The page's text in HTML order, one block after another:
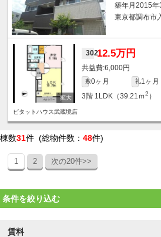
築年月2015年
東京都調布市
30212.5万円
6,000円
敷0ヶ月 礼1ヶ月
3階 1LDK（39.21ｍ2 ）
ピタットハウス武蔵境店
棟数31件 (総物件数： 48件)
1 2 次の20件>>
条件を絞り込む
賃料